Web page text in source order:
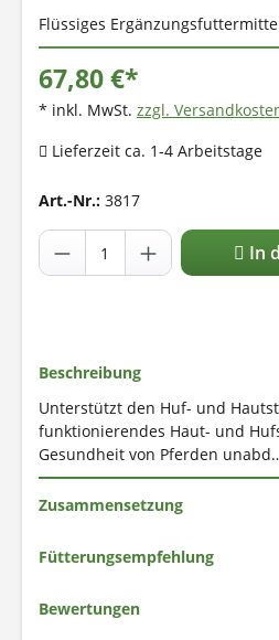
Flüssiges
67,80 €*
* inkl. MwSt. zzgl.
Lieferzeit ca. 1-4 Arbeitstage
Art.-Nr.: 3817
In
Beschreibung
Unterstützt den Huf- und
funktionierendes Haut- und
Gesundheit von Pferden
Zusammensetzung
Fütterungsempfehlung
Bewertungen